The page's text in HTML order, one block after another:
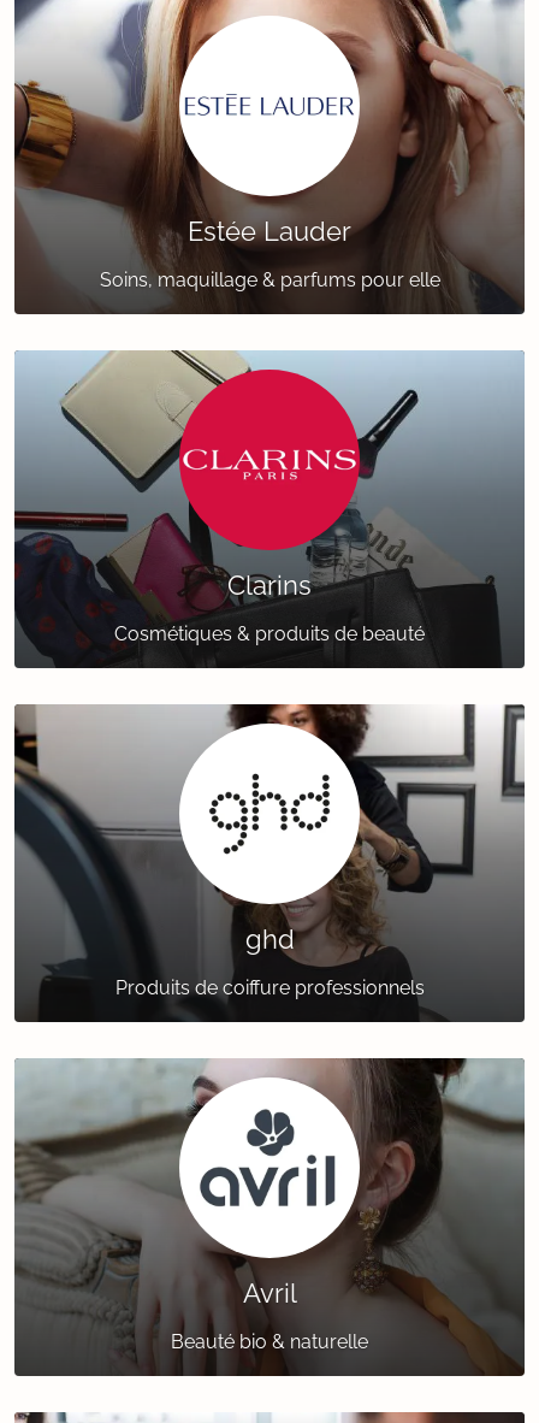
Estée Lauder
Soins, maquillage & parfums pour elle
Clarins
Cosmétiques & produits de beauté
ghd
Produits de coiffure professionnels
Avril
Beauté bio & naturelle